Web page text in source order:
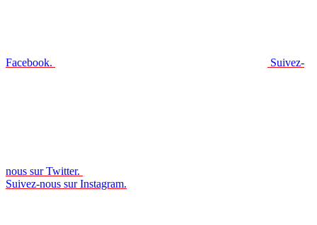
Facebook. Suivez-
nous sur Twitter.
Suivez-nous sur Instagram.